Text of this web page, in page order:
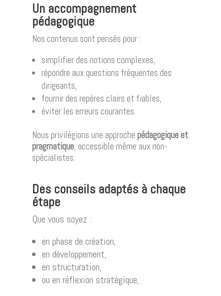
Un accompagnement
pédagogique
Nos contenus sont pensés pour :
simplifier des notions complexes,
répondre aux questions fréquentes des
dirigeants,
fournir des repères clairs et fiables,
éviter les erreurs courantes.
Nous privilégions une approche pédagogique et
pragmatique, accessible même aux non-
spécialistes.
Des conseils adaptés à chaque
étape
Que vous soyez :
en phase de création,
en développement,
en structuration,
ou en réflexion stratégique,